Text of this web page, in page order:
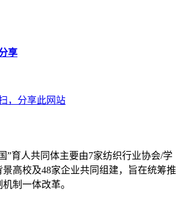
享
，分享此网站
人共同体主要由7家纺织行业协会/学
高校及48家企业共同组建，旨在统筹推
制一体改革。